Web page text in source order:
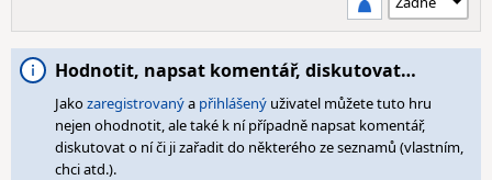
Hodnotit, napsat komentář, diskutovat…
Jakozaregistrovanýa přihlášený uživatel můžete tuto hru
nejen ohodnotit, ale také k ní případně napsat komentář,
diskutovat o ní či ji zařadit do některého ze seznamů (vlastním,
chci atd.).